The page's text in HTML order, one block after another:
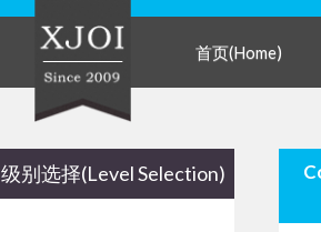
首页(Home)
级别选择(Level Selection)